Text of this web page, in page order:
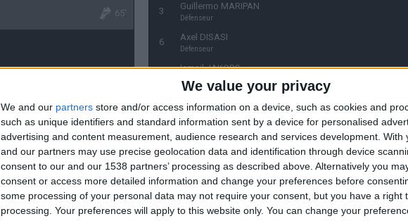
We value your privacy
We and our partners store and/or access information on a device, such as cookies and
such as unique identifiers and standard information sent by a device for personalised
advertising and content measurement, audience research and services development. With
and our partners may use precise geolocation data and identification through device
consent to our and our 1538 partners’ processing as described above. Alternatively you
consent or access more detailed information and change your preferences before
some processing of your personal data may not require your consent, but you have a right
processing. Your preferences will apply to this website only. You can change your
65' 3 Guillermo MARIPAN
Défenseur
6 Axel DISASI
Défenseur
Ismail JAKOBS
Défenseur
11
Milieu de terrain
19
Milieu de terrain
27 Krépin DIATTA 15
Milieu de terrain
15 Eliot MATAZO 27
Milieu de terrain